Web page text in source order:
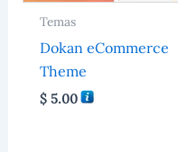
Temas
Dokan eCommerce
Theme
$5.00